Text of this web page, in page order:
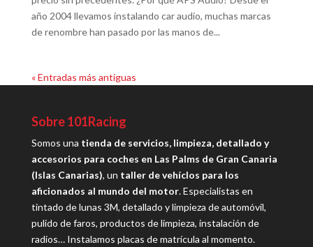
año 2004 llevamos instalando car audio, muchas marcas
de renombre han pasado por las manos de...
« Entradas más antiguas
Sobre 101Racing
Somos una tienda de servicios, limpieza, detallado y
accesorios para coches en Las Palms de Gran Canaria
(Islas Canarias), un taller de vehíclos para los
aficionados al mundo del motor. Especialistas en
tintado de lunas 3M, detallado y limpieza de automóvil,
pulido de faros, productos de limpieza, instalación de
radios… Instalamos placas de matrícula al momento.